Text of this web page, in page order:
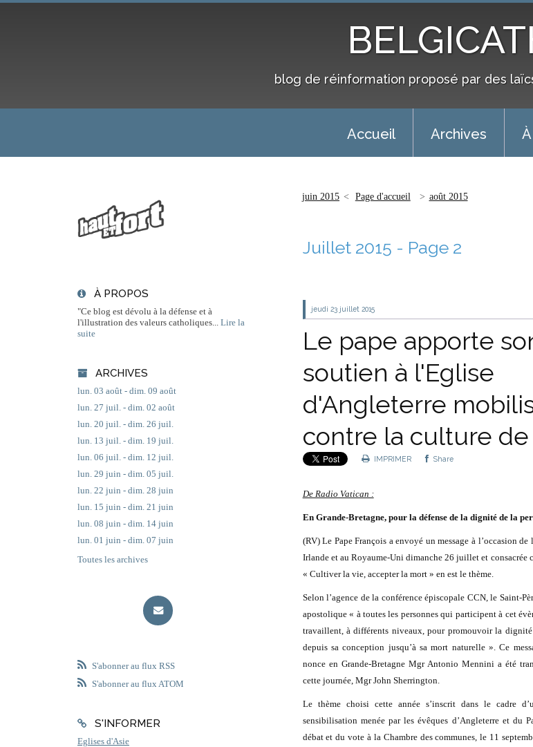
blog de réinformation proposé par des
Accueil Archives
À PROPOS
"Ce blog est dévolu à la défense et à
l'illustration des valeurs catholiques...
Lire la
suite
ARCHIVES
lun. 03 août - dim. 09 août
lun. 27 juil. - dim. 02 août
lun. 20 juil. - dim. 26 juil.
lun. 13 juil. - dim. 19 juil.
lun. 06 juil. - dim. 12 juil.
lun. 29 juin - dim. 05 juil.
lun. 22 juin - dim. 28 juin
lun. 15 juin - dim. 21 juin
lun. 08 juin - dim. 14 juin
lun. 01 juin - dim. 07 juin
Toutes les archives
S'abonner au flux RSS
S'abonner au flux ATOM
S'INFORMER
Eglises d'Asie
juin 2015 Page d'accueil août 2015
Juillet 2015 - Page 2
jeudi 23 juillet 2015
Le pape apporte
soutien à l'Eglise
d'Angleterre
contre la culture
IMPRIMER Share
De Radio Vatican :
En Grande-Bretagne, pour la défense de la dignité de la
(RV) Le Pape François a envoyé un message à l’occasion
Irlande et au Royaume-Uni dimanche 26 juillet et consacrée
« Cultiver la vie, accepter la mort » en est le thème.
Selon l’agence de la conférence épiscopale CCN, le Saint-
apostolique « à toutes les personnes qui participent à cet
travaillent, à différents niveaux, pour promouvoir la dignité
depuis sa conception jusqu’à sa mort naturelle ». Ce
nonce en Grande-Bretagne Mgr Antonio Mennini a été
cette journée, Mgr John Sherrington.
Le thème choisi cette année s’inscrit dans le cadre
sensibilisation menée par les évêques d’Angleterre et du
débat et du vote à la Chambre des communes, le 11